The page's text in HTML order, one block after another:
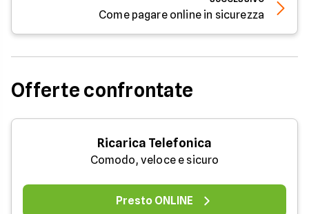
Come pagare online in sicurezza
Offerte confrontate
Ricarica Telefonica
Comodo, veloce e sicuro
Presto ONLINE